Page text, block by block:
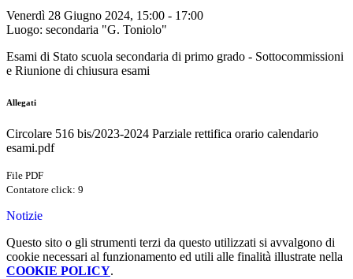
Venerdì 28 Giugno 2024, 15:00 - 17:00
Luogo: secondaria "G. Toniolo"
Esami di Stato scuola secondaria di primo grado - Sottocommissioni
e Riunione di chiusura esami
Allegati
Circolare 516 bis/2023-2024 Parziale rettifica orario calendario
esami.pdf
File PDF
Contatore click: 9
Notizie
Questo sito o gli strumenti terzi da questo utilizzati si avvalgono di
cookie necessari al funzionamento ed utili alle finalità illustrate nella
COOKIE POLICY.